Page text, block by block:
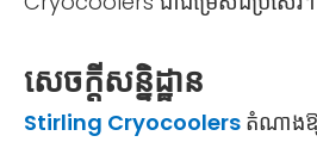
សេចក្តីសន្និដ្ឋាន
Stirling Cryocoolers តំណាង